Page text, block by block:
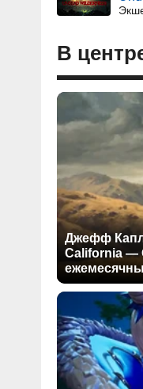
В
Джефф
California —